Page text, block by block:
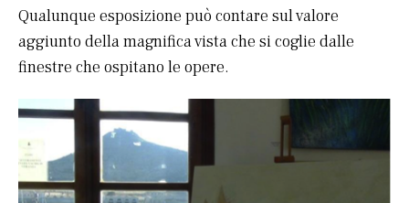
Qualunque esposizione può contare sul valore
aggiunto della magnifica vista che si coglie dalle
finestre che ospitano le opere.